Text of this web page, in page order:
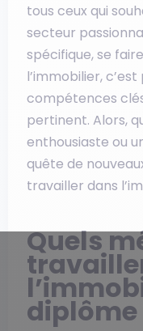
tous ceux qui
secteur
spécifique, se
l’immobilier,
compétences
pertinent. Alors,
enthousiaste ou
quête de
travailler dans
Quels
diplôme